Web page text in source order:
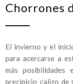
Chorrones
El invierno y el
para acercarse a
más
precipicio calizo de